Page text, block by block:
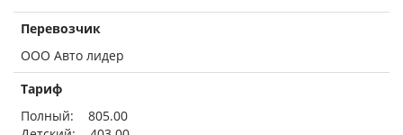
Перевозчик
ООО Авто лидер
Тариф
Полный: 805.00